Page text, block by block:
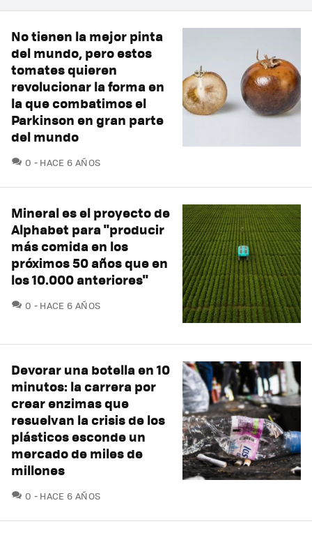
No tienen la mejor pinta
del mundo, pero estos
tomates quieren
revolucionar la forma en
la que combatimos el
Parkinson en gran parte
del mundo
0 COMENTARIOS
HACE 6 AÑOS
Mineral es el proyecto de
Alphabet para "producir
más comida en los
próximos 50 años que en
los 10.000 anteriores"
0 COMENTARIOS
HACE 6 AÑOS
Devorar una botella en 10
minutos: la carrera por
crear enzimas que
resuelvan la crisis de los
plásticos esconde un
mercado de miles de
millones
0 COMENTARIOS
HACE 6 AÑOS